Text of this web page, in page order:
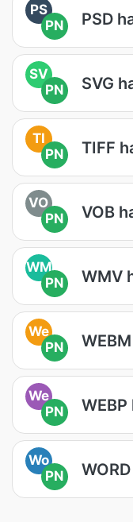
PS
PN
PSD
SV
PN
SVG
TI
PN
TIFF
VO
PN
VOB
WM
PN
WMV
We
PN
We
PN
Wo
PN